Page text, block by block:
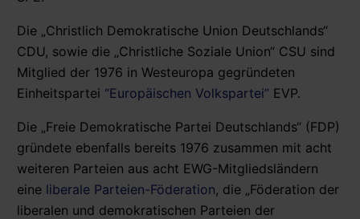
Die „Christlich Demokratische Union Deutschlands“
CDU, sowie die „Christliche Soziale Union“ CSU sind
Mitglied der 1976 in Westeuropa gegründeten
Einheitspartei “Europäischen Volkspartei” EVP.
Die „Freie Demokratische Partei Deutschlands“ (FDP)
gründete ebenfalls bereits 1976 zusammen mit acht
weiteren Parteien aus acht EWG-Mitgliedsländern
eine liberale Parteien-Föderation, die „Föderation der
liberalen und demokratischen Parteien der